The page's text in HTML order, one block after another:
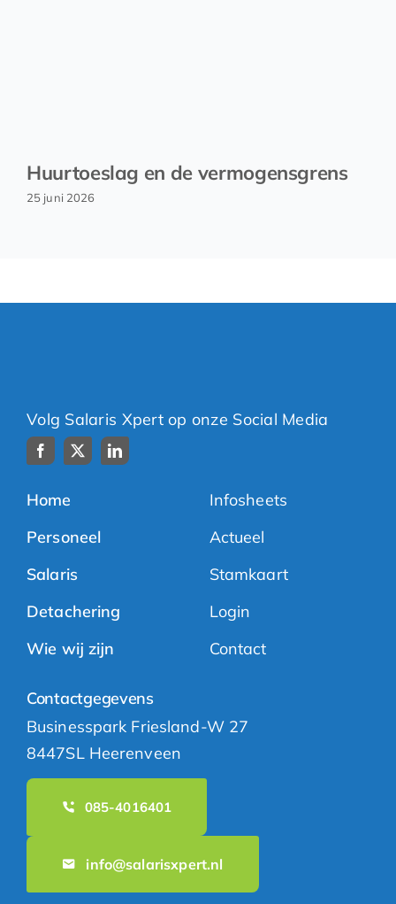
Huurtoeslag en de vermogensgrens
25 juni 2026
Volg Salaris Xpert op onze Social Media
Home
Personeel
Salaris
Detachering
Wie wij zijn
Infosheets
Actueel
Stamkaart
Login
Contact
Contactgegevens
Businesspark Friesland-W 27
8447SL Heerenveen
085-4016401
info@salarisxpert.nl